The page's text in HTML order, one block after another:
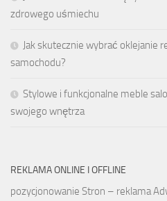
zdrowego uśmiechu
Jak skutecznie wybrać oklejanie
samochodu?
Stylowe i funkcjonalne meble
swojego wnętrza
REKLAMA ONLINE I OFFLINE
pozycjonowanie Stron – reklama